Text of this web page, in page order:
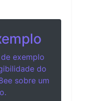
exemplo
do
sobre um